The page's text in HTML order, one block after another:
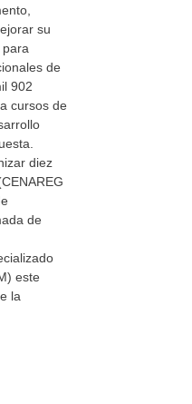
su
de
902
cursos de
diez
de
este
la